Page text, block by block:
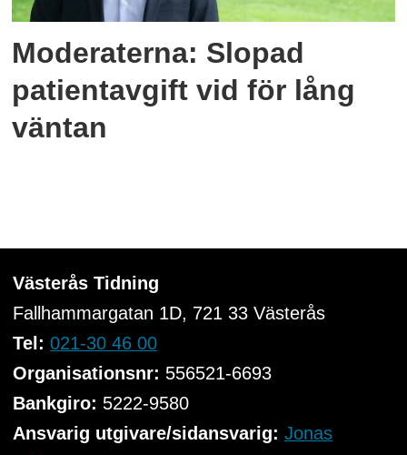
Moderaterna: Slopad
patientavgift vid för lång
väntan
Västerås Tidning
Fallhammargatan 1D, 721 33Västerås
Tel: 021-30 46 00
Organisationsnr: 556521-6693
Bankgiro: 5222-9580
Ansvarig utgivare/sidansvarig: Jonas